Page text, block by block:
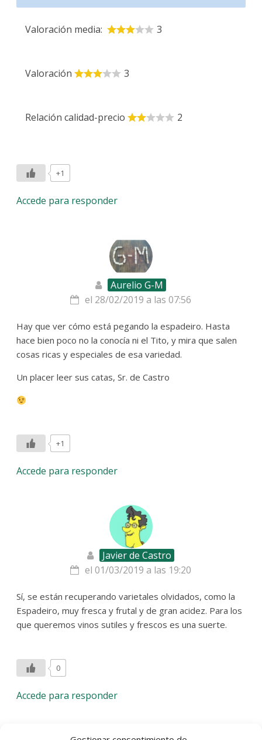
Valoración media: 3
Valoración 3
Relación calidad-precio 2
+1
Accede para responder
Aurelio G-M
el 28/02/2019 a las 07:56
Hay que ver cómo está pegando la espadeiro. Hasta
hace bien poco no la conocía ni el Tito, y mira que salen
cosas ricas y especiales de esa variedad.
Un placer leer sus catas, Sr. de Castro
+1
Accede para responder
Javier de Castro
el 01/03/2019 a las 19:20
Sí, se están recuperando varietales olvidados, como la
Espadeiro, muy fresca y frutal y de gran acidez. Para los
que queremos vinos sutiles y frescos es una suerte.
0
Accede para responder